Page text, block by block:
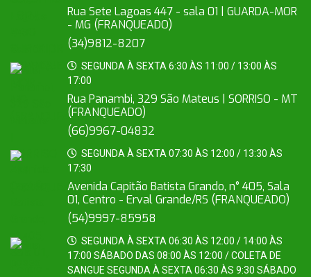
Rua Sete Lagoas 447 - sala 01 | GUARDA-MOR
- MG (FRANQUEADO)
(34)9812-8207
SEGUNDA À SEXTA 6:30 ÀS 11:00 / 13:00 ÀS
17:00
Rua Panambi, 329 São Mateus | SORRISO - MT
(FRANQUEADO)
(66)9967-04832
SEGUNDA À SEXTA 07:30 ÀS 12:00 / 13:30 ÀS
17:30
Avenida Capitão Batista Grando, n° 405, Sala
01, Centro - Erval Grande/RS (FRANQUEADO)
(54)9997-85958
SEGUNDA À SEXTA 06:30 ÀS 12:00 / 14:00 ÀS
17:00 SÁBADO DAS 08:00 ÀS 12:00 / COLETA DE
SANGUE SEGUNDA À SEXTA 06:30 ÀS 9:30 SÁBADO